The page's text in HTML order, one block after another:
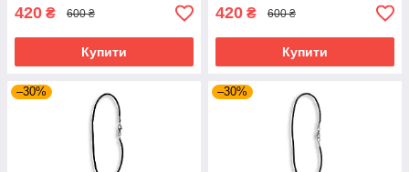
420 ₴ 600 ₴
Купити
420 ₴ 600 ₴
Купити
–30% –30%